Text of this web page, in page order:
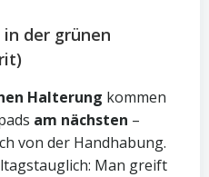
der grünen
Halterung kommen
am nächsten –
von der Handhabung.
Man greift